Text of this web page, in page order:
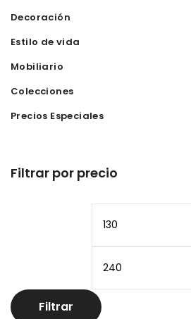
Decoración
Estilo de vida
Mobiliario
Colecciones
Precios Especiales
Filtrar por precio
Filtrar